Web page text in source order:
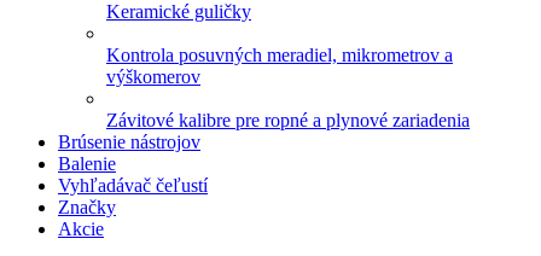
Keramické guličky
Kontrola posuvných meradiel, mikrometrov a
výškomerov
Závitové kalibre pre ropné a plynové zariadenia
Brúsenie nástrojov
Balenie
Vyhľadávač čeľustí
Značky
Akcie